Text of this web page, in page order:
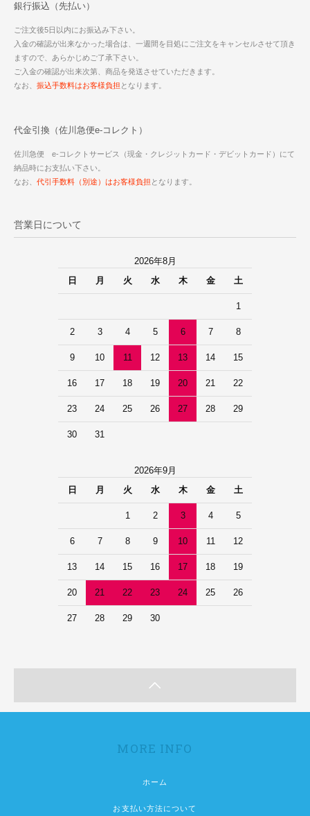
銀行振込（先払い）
ご注文後5日以内にお振込み下さい。
入金の確認が出来なかった場合は、一週間を目処にご注文をキャンセルさせて頂き
ますので、あらかじめご了承下さい。
ご入金の確認が出来次第、商品を発送させていただきます。
なお、 振込手数料はお客様負担 となります。
代金引換（佐川急便e-コレクト）
佐川急便 e-コレクトサービス（現金・クレジットカード・デビットカード）にて
納品時にお支払い下さい。
なお、 代引手数料（別途）はお客様負担 となります。
営業日について
2026年8月
日
月 火 水 木 金 土
1
2 3 4 5 6 7 8
9 10 11 12 13 14 15
16 17 18 19 20 21 22
23 24 25 26 27 28 29
30 31
2026年9月
日
月 火 水 木 金 土
1 2 3 4 5
6 7 8 9 10 11 12
13 14 15 16 17 18 19
20 21 22 23 24 25 26
27 28 29 30
MORE INFO
ホーム
お支払い方法について